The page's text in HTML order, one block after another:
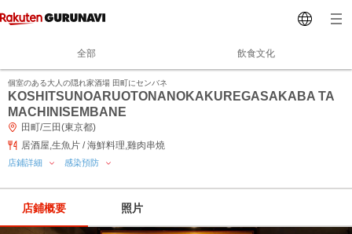
全部 飲食文化
個室のある大人の隠れ家酒場 田町にセンバネ
KOSHITSUNOARUOTONANOKAKUREGASAKABA TA
MACHINISEMBANE
田町/三田(東京都)
居酒屋,生魚片 / 海鮮料理,雞肉串燒
店鋪詳細 感染預防
店鋪概要 照片